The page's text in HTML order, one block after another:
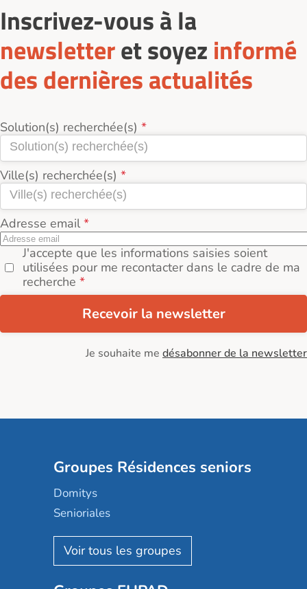
Inscrivez-vous à la
newsletteret soyez informé
des dernières actualités
Solution(s) recherchée(s)
Ville(s) recherchée(s)
Adresse email
J'accepte que les informations saisies soient
utilisées pour me recontacter dans le cadre de ma
recherche
Recevoir la newsletter
Je souhaite me désabonner de la newsletter
Groupes Résidences seniors
Domitys
Senioriales
Nohée
Les Résidentiels